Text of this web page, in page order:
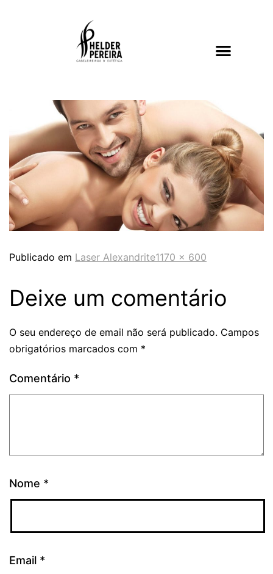
Publicado em Laser Alexandrite1170 × 600
Deixe um comentário
O seu endereço de email não será publicado. Campos
obrigatórios marcados com *
Comentário *
Nome *
Email *